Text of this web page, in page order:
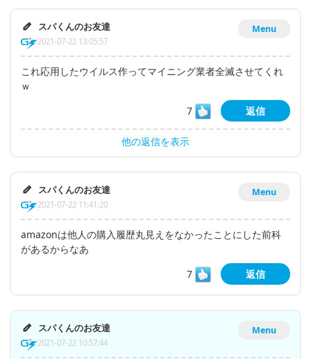
Menu
スパくんのお友達
2021-07-22 13:05:57
これ応用したウイルス作ってマイニング業者全滅させてくれ
ｗ
7
返信
他の返信を表示
Menu
スパくんのお友達
2021-07-22 11:41:20
amazonは他人の購入履歴丸見えをなかったことにした前科
があるからなあ
7
返信
Menu
スパくんのお友達
2021-07-22 10:57:44